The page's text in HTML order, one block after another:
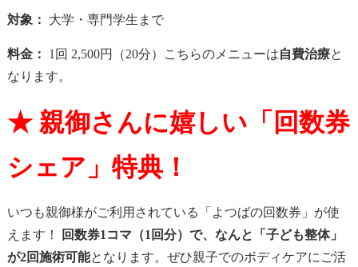
対象： 大学・専門学生まで
料金： 1回 2,500円（20分）こちらのメニューは自費治療と
なります。
★ 親御さんに嬉しい「回数券
シェア」特典！
いつも親御様がご利用されている「よつばの回数券」が使
えます！
回数券1コマ（1回分）で、なんと「子ども整体」
が2回施術可能となります。ぜひ親子でのボディケアにご活